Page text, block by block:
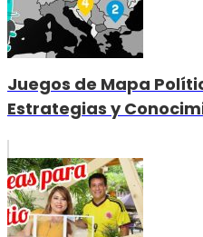
Juegos de Mapa
Estrategias y